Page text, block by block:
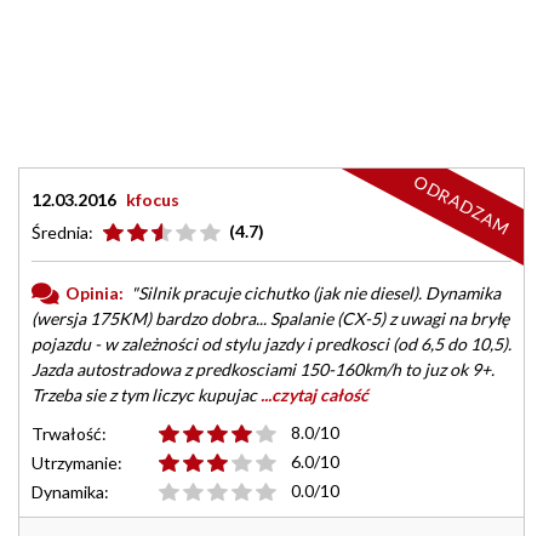
12.03.2016 kfocus
Średnia:
(4.7)
Opinia: "Silnik pracuje cichutko (jak nie diesel). Dynamika
(wersja 175KM) bardzo dobra... Spalanie (CX-5) z uwagi na bryłę
pojazdu - w zależności od stylu jazdy i predkosci (od 6,5 do 10,5).
Jazda autostradowa z predkosciami 150-160km/h to juz ok 9+.
Trzeba sie z tym liczyc kupujac...czytaj całość
Trwałość:
8.0/10
Utrzymanie:
6.0/10
Dynamika:
0.0/10
ODRADZAM